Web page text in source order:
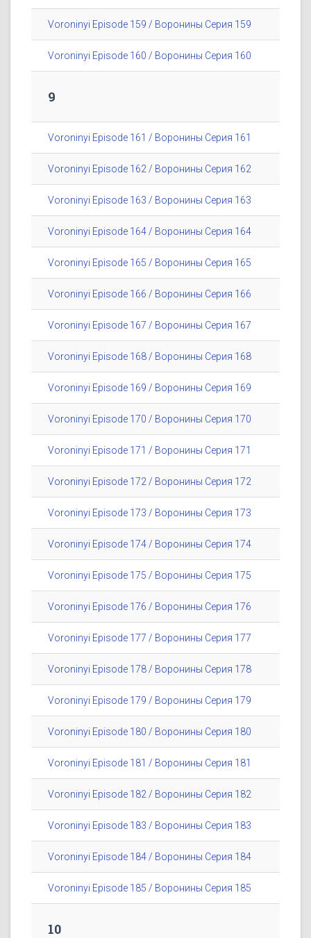
Voroninyi Episode 159 / Воронины Серия 159
Voroninyi Episode 160 / Воронины Серия 160
9
Voroninyi Episode 161 / Воронины Серия 161
Voroninyi Episode 162 / Воронины Серия 162
Voroninyi Episode 163 / Воронины Серия 163
Voroninyi Episode 164 / Воронины Серия 164
Voroninyi Episode 165 / Воронины Серия 165
Voroninyi Episode 166 / Воронины Серия 166
Voroninyi Episode 167 / Воронины Серия 167
Voroninyi Episode 168 / Воронины Серия 168
Voroninyi Episode 169 / Воронины Серия 169
Voroninyi Episode 170 / Воронины Серия 170
Voroninyi Episode 171 / Воронины Серия 171
Voroninyi Episode 172 / Воронины Серия 172
Voroninyi Episode 173 / Воронины Серия 173
Voroninyi Episode 174 / Воронины Серия 174
Voroninyi Episode 175 / Воронины Серия 175
Voroninyi Episode 176 / Воронины Серия 176
Voroninyi Episode 177 / Воронины Серия 177
Voroninyi Episode 178 / Воронины Серия 178
Voroninyi Episode 179 / Воронины Серия 179
Voroninyi Episode 180 / Воронины Серия 180
Voroninyi Episode 181 / Воронины Серия 181
Voroninyi Episode 182 / Воронины Серия 182
Voroninyi Episode 183 / Воронины Серия 183
Voroninyi Episode 184 / Воронины Серия 184
Voroninyi Episode 185 / Воронины Серия 185
10